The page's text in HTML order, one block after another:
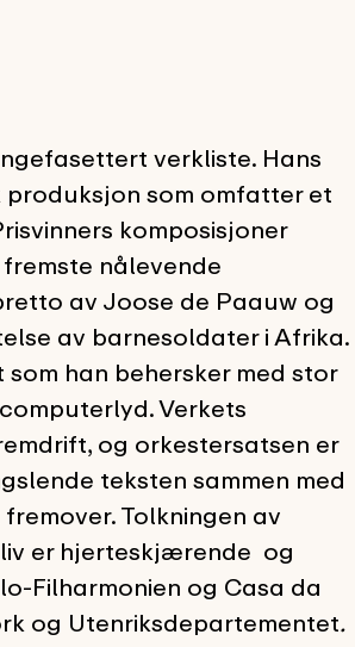
verkliste. Hans
produksjon som omfatter et
komposisjoner
nålevende
av Joose de Paauw og
av barnesoldater i Afrika.
han behersker med stor
Verkets
og orkestersatsen er
teksten sammen med
Tolkningen av
er hjerteskjærende og
Filharmonien og Casa da
og Utenriksdepartementet.